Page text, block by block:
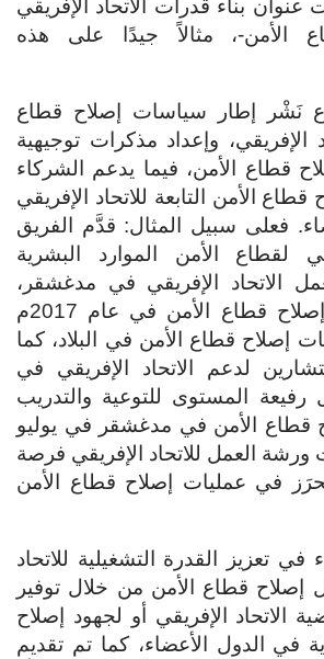
عنوان بناء قدرات الاتحاد الإفريقي
الأمن-، مثالاً جيدًا على هذه
نَشْر إطار سياسات إصلاح قطاع
الإفريقي، وإعداد مذكرات توجيهية
قطاع الأمن، فيما يدعم الشركاء
الأمن التابعة للاتحاد الإفريقي
فعلى سبيل المثال: قدَّم الفريق
لقطاع الأمن الموارد البشرية
الاتحاد الإفريقي في مدغشقر،
وأرسل مستشار إصلاح قطاع الأمن في عام 2017م
إصلاح قطاع الأمن في البلاد، كما
لدعم الاتحاد الإفريقي في
المستوى للتوعية والتدريب
قطاع الأمن في مدغشقر في يوليو
ورشة العمل للاتحاد الإفريقي فرصة
في عمليات إصلاح قطاع الأمن
تعزيز القدرة التشغيلية للاتحاد
إصلاح قطاع الأمن من خلال توفير
الاتحاد الإفريقي أو لجهود إصلاح
في الدول الأعضاء، كما تم تقديم